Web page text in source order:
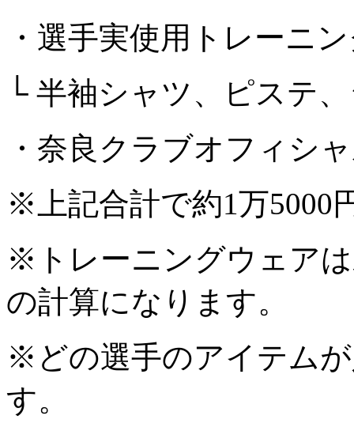
・選手実使用トレーニ
└ 半袖シャツ、ピステ
・奈良クラブオフィシ
※上記合計で約1万5000
※トレーニングウェア
の計算になります。
※どの選手のアイテム
す。